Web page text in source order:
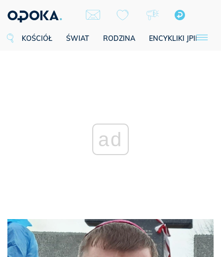
KOŚCIÓŁ ŚWIAT RODZINA ENCYKLIKI JPII
ad